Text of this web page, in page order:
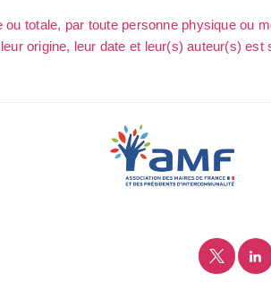
ou totale, par toute personne physique ou
origine, leur date et leur(s) auteur(s)